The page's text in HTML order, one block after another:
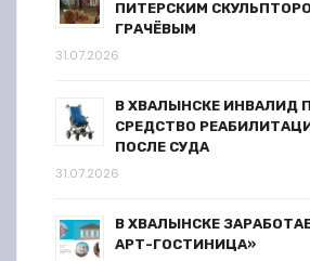
ПИТЕРСКИМ
ГРАЧЁВЫМ
31.07.2026
В ХВАЛЫНСКЕ ИНВАЛИД
СРЕДСТВО
ПОСЛЕ СУДА
31.07.2026
В ХВАЛЫНСКЕ
АРТ-ГОСТИНИЦА»